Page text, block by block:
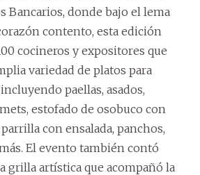
Bancarios, donde bajo el lema
contento, esta edición
cocineros y expositores que
variedad de platos para
paellas, asados,
estofado de osobuco con
con ensalada, panchos,
El evento también contó
grilla artística que acompañó la